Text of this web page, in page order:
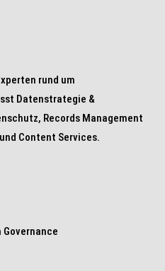
rund um
Datenstrategie &
Records Management
Content Services.